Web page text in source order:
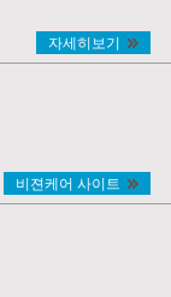
자세히보기
비젼케어 사이트